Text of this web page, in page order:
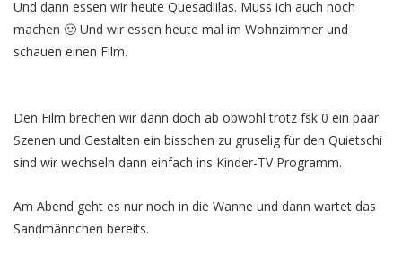
Und dann essen wir heute Quesadiilas. Muss ich auch noch
machen 🙂 Und wir essen heute mal im Wohnzimmer und
schauen einen Film.
Den Film brechen wir dann doch ab obwohl trotz fsk 0 ein paar
Szenen und Gestalten ein bisschen zu gruselig für den Quietschi
sind wir wechseln dann einfach ins Kinder-TV Programm.
Am Abend geht es nur noch in die Wanne und dann wartet das
Sandmännchen bereits.